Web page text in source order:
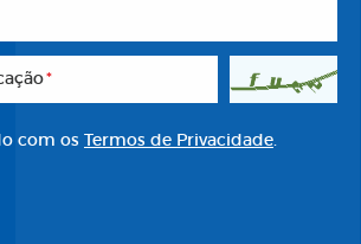
*
com os Termos de Privacidade